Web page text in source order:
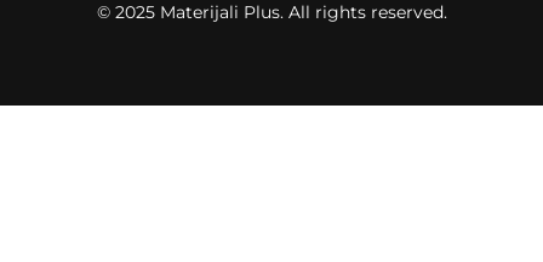
© 2025 Materijali Plus. All rights reserved.